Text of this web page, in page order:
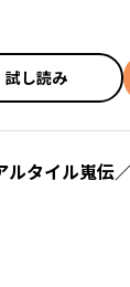
試し読み
ルタイル嵬伝